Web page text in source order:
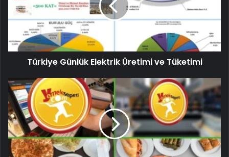
Türkiye Günlük Elektrik Üretimi ve Tüketimi